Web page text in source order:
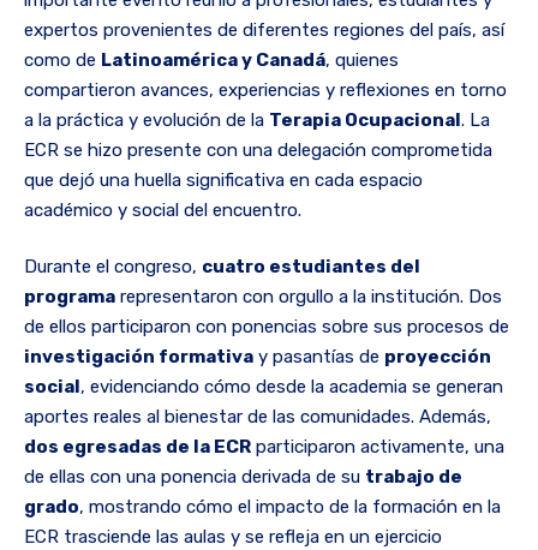
expertos provenientes de diferentes regiones del país, así
como de Latinoamérica y Canadá, quienes
compartieron avances, experiencias y reflexiones en torno
a la práctica y evolución de la Terapia Ocupacional. La
ECR se hizo presente con una delegación comprometida
que dejó una huella significativa en cada espacio
académico y social del encuentro.
Durante el congreso, cuatro estudiantes del
programa representaron con orgullo a la institución. Dos
de ellos participaron con ponencias sobre sus procesos de
investigación formativa y pasantías de proyección
social, evidenciando cómo desde la academia se generan
aportes reales al bienestar de las comunidades. Además,
dos egresadas de la ECR participaron activamente, una
de ellas con una ponencia derivada de su trabajo de
grado, mostrando cómo el impacto de la formación en la
ECR trasciende las aulas y se refleja en un ejercicio